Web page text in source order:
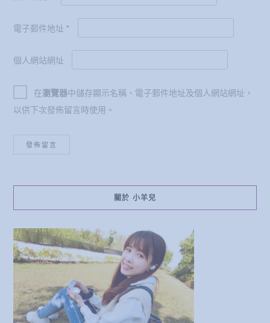
電子郵件地址 *
個人網站網址
在瀏覽器中儲存顯示名稱、電子郵件地址及個人網站網址，
以供下次發佈留言時使用。
關於 小羊兒